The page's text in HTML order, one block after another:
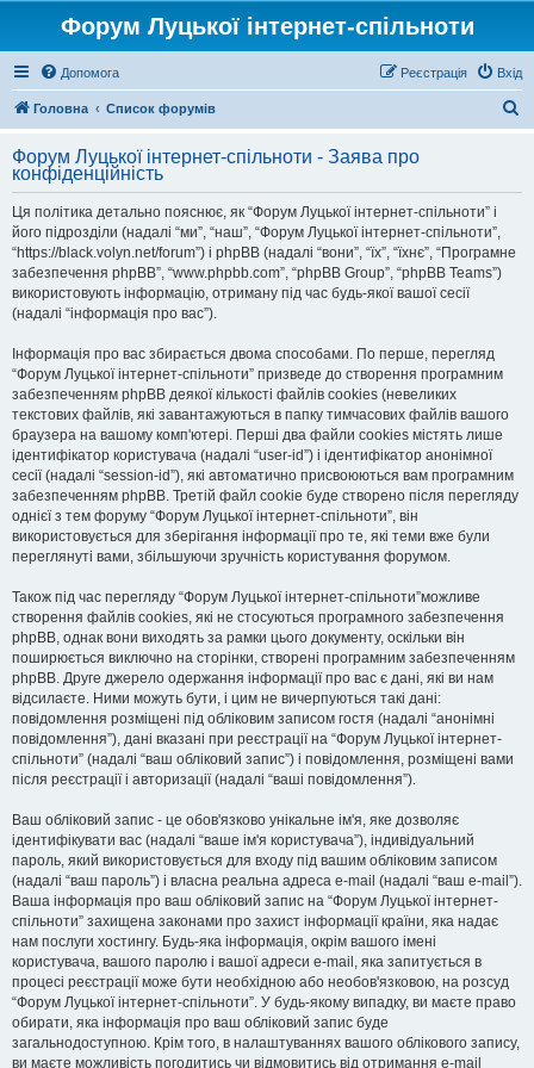
Форум Луцької інтернет-спільноти
Допомога Вхід
Реєстрація
Головна Список форумів
у
Форум Луцької інтернет-спільноти - Заява про
конфіденційність
Ця політика детально пояснює, як “Форум Луцької інтернет-спільноти” і
його підрозділи (надалі “ми”, “наш”, “Форум Луцької інтернет-спільноти”,
“https://black.volyn.net/forum”) і phpBB (надалі “вони”, “їх”, “їхнє”, “Програмне
забезпечення phpBB”, “www.phpbb.com”, “phpBB Group”, “phpBB Teams”)
використовують інформацію, отриману під час будь-якої вашої сесії
(надалі “інформація про вас”).
Інформація про вас збирається двома способами. По перше, перегляд
“Форум Луцької інтернет-спільноти” призведе до створення програмним
забезпеченням phpBB деякої кількості файлів cookies (невеликих
текстових файлів, які завантажуються в папку тимчасових файлів вашого
браузера на вашому комп'ютері. Перші два файли cookies містять лише
ідентифікатор користувача (надалі “user-id”) і ідентифікатор анонімної
сесії (надалі “session-id”), які автоматично присвоюються вам програмним
забезпеченням phpBB. Третій файл cookie буде створено після перегляду
однієї з тем форуму “Форум Луцької інтернет-спільноти”, він
використовується для зберігання інформації про те, які теми вже були
переглянуті вами, збільшуючи зручність користування форумом.
Також під час перегляду “Форум Луцької інтернет-спільноти”можливе
створення файлів cookies, які не стосуються програмного забезпечення
phpBB, однак вони виходять за рамки цього документу, оскільки він
поширюється виключно на сторінки, створені програмним забезпеченням
phpBB. Друге джерело одержання інформації про вас є дані, які ви нам
відсилаєте. Ними можуть бути, і цим не вичерпуються такі дані:
повідомлення розміщені під обліковим записом гостя (надалі “анонімні
повідомлення”), дані вказані при реєстрації на “Форум Луцької інтернет-
спільноти” (надалі “ваш обліковий запис”) і повідомлення, розміщені вами
після реєстрації і авторизації (надалі “ваші повідомлення”).
Ваш обліковий запис - це обов'язково унікальне ім'я, яке дозволяє
ідентифікувати вас (надалі “ваше ім'я користувача”), індивідуальний
пароль, який використовується для входу під вашим обліковим записом
(надалі “ваш пароль”) і власна реальна адреса e-mail (надалі “ваш e-mail”).
Ваша інформація про ваш обліковий запис на “Форум Луцької інтернет-
спільноти” захищена законами про захист інформації країни, яка надає
нам послуги хостингу. Будь-яка інформація, окрім вашого імені
користувача, вашого паролю і вашої адреси e-mail, яка запитується в
процесі реєстрації може бути необхідною або необов'язковою, на розсуд
“Форум Луцької інтернет-спільноти”. У будь-якому випадку, ви маєте право
обирати, яка інформація про ваш обліковий запис буде
загальнодоступною. Крім того, в налаштуваннях вашого облікового запису,
ви маєте можливість погодитись чи відмовитись від отримання e-mail